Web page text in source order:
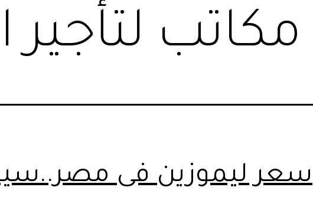
مكاتب لتأجير
سعر ليموزين فى